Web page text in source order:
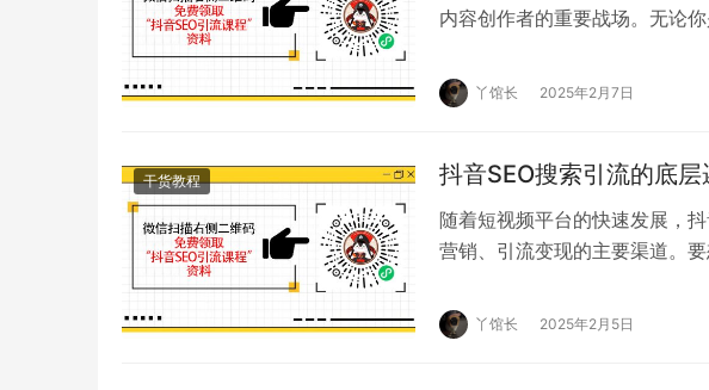
内容创作者的重要战场。无论
丫馆长 2025年2月7日
干货教程 抖音SEO搜索引流的底
随着短视频平台的快速发展，
营销、引流变现的主要渠道。
丫馆长 2025年2月5日